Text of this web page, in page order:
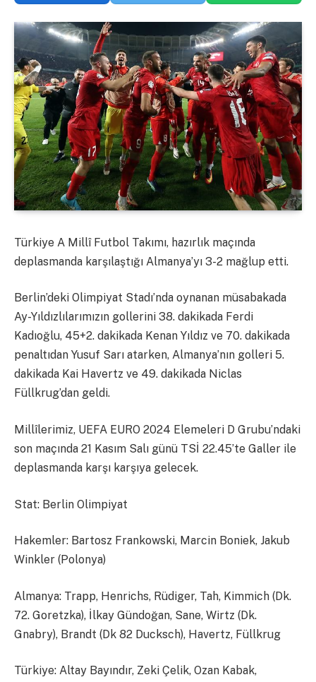
Türkiye A Millî Futbol Takımı, hazırlık maçında
deplasmanda karşılaştığı Almanya’yı 3-2 mağlup etti.
Berlin’deki Olimpiyat Stadı’nda oynanan müsabakada
Ay-Yıldızlılarımızın gollerini 38. dakikada Ferdi
Kadıoğlu, 45+2. dakikada Kenan Yıldız ve 70. dakikada
penaltıdan Yusuf Sarı atarken, Almanya’nın golleri 5.
dakikada Kai Havertz ve 49. dakikada Niclas
Füllkrug’dan geldi.
Millîlerimiz, UEFA EURO 2024 Elemeleri D Grubu’ndaki
son maçında 21 Kasım Salı günü TSİ 22.45’te Galler ile
deplasmanda karşı karşıya gelecek.
Stat: Berlin Olimpiyat
Hakemler: Bartosz Frankowski, Marcin Boniek, Jakub
Winkler (Polonya)
Almanya: Trapp, Henrichs, Rüdiger, Tah, Kimmich (Dk.
72. Goretzka), İlkay Gündoğan, Sane, Wirtz (Dk.
Gnabry), Brandt (Dk 82 Ducksch), Havertz, Füllkrug
Türkiye: Altay Bayındır, Zeki Çelik, Ozan Kabak,